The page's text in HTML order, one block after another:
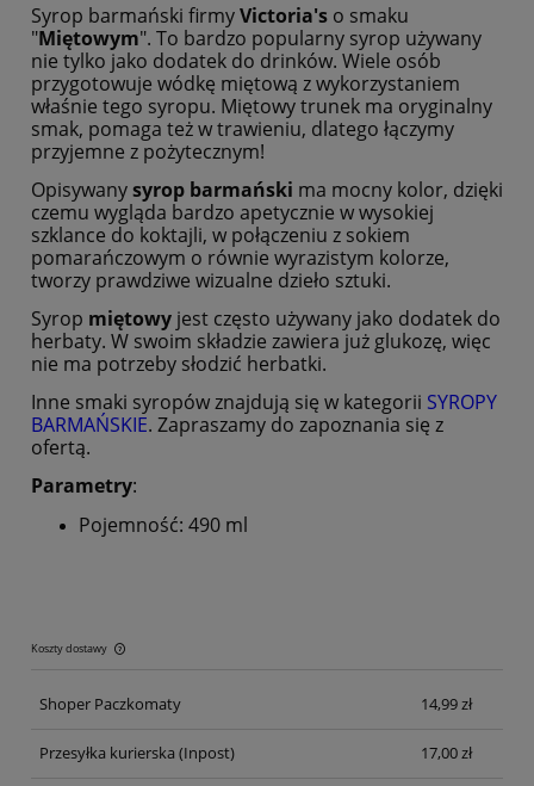
Syrop barmański firmyVictoria's o smaku
"Miętowym". To bardzo popularny syrop używany
nie tylko jako dodatek do drinków. Wiele osób
przygotowuje wódkę miętową z wykorzystaniem
właśnie tego syropu. Miętowy trunek ma oryginalny
smak, pomaga też w trawieniu, dlatego łączymy
przyjemne z pożytecznym!
Opisywanysyrop barmański ma mocny kolor, dzięki
czemu wygląda bardzo apetycznie w wysokiej
szklance do koktajli, w połączeniu z sokiem
pomarańczowym o równie wyrazistym kolorze,
tworzy prawdziwe wizualne dzieło sztuki.
Syrop miętowy jest często używany jako dodatek do
herbaty. W swoim składzie zawiera już glukozę, więc
nie ma potrzeby słodzić herbatki.
Inne smaki syropów znajdują się w kategorii SYROPY
BARMAŃSKIE. Zapraszamy do zapoznania się z
ofertą.
Parametry:
Pojemność: 490 ml
Koszty dostawy
Cena nie zawiera ewentualnych kosztów płatności
Shoper Paczkomaty
14,99 zł
Przesyłka kurierska (Inpost) 17,00 zł